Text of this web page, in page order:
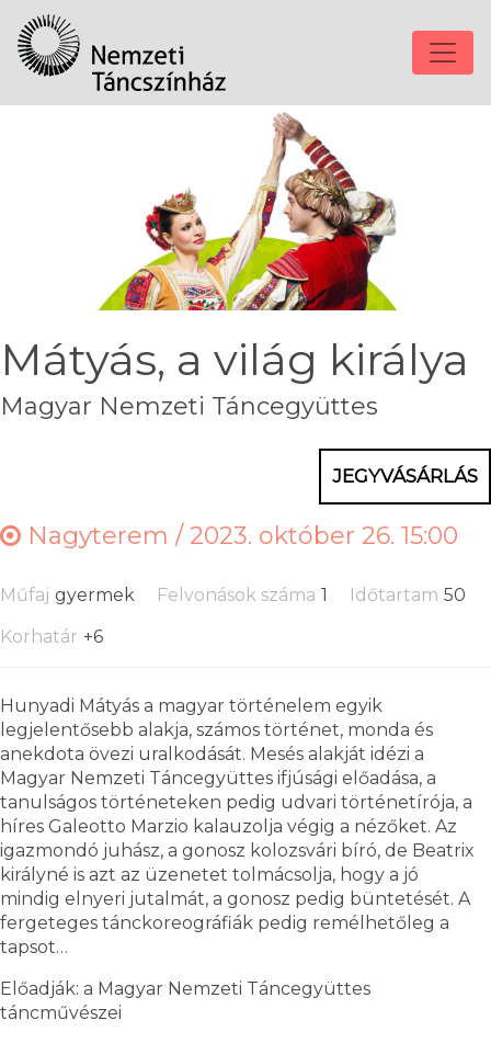
Mátyás, a világ királya
Magyar Nemzeti Táncegyüttes
JEGYVÁSÁRLÁS
Nagyterem /2023. október 26. 15:00
Műfaj gyermek Felvonások száma 1 Időtartam 50
Korhatár +6
Hunyadi Mátyás a magyar történelem egyik
legjelentősebb alakja, számos történet, monda és
anekdota övezi uralkodását. Mesés alakját idézi a
Magyar Nemzeti Táncegyüttes ifjúsági előadása, a
tanulságos történeteken pedig udvari történetírója, a
híres Galeotto Marzio kalauzolja végig a nézőket. Az
igazmondó juhász, a gonosz kolozsvári bíró, de Beatrix
királyné is azt az üzenetet tolmácsolja, hogy a jó
mindig elnyeri jutalmát, a gonosz pedig büntetését. A
fergeteges tánckoreográfiák pedig remélhetőleg a
tapsot…
Előadják: a Magyar Nemzeti Táncegyüttes
táncművészei